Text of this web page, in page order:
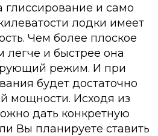
и само
лодки имеет
Чем более плоское
и быстрее она
режим. И при
будет достаточно
мощности. Исходя из
дать конкретную
Вы планируете ставить